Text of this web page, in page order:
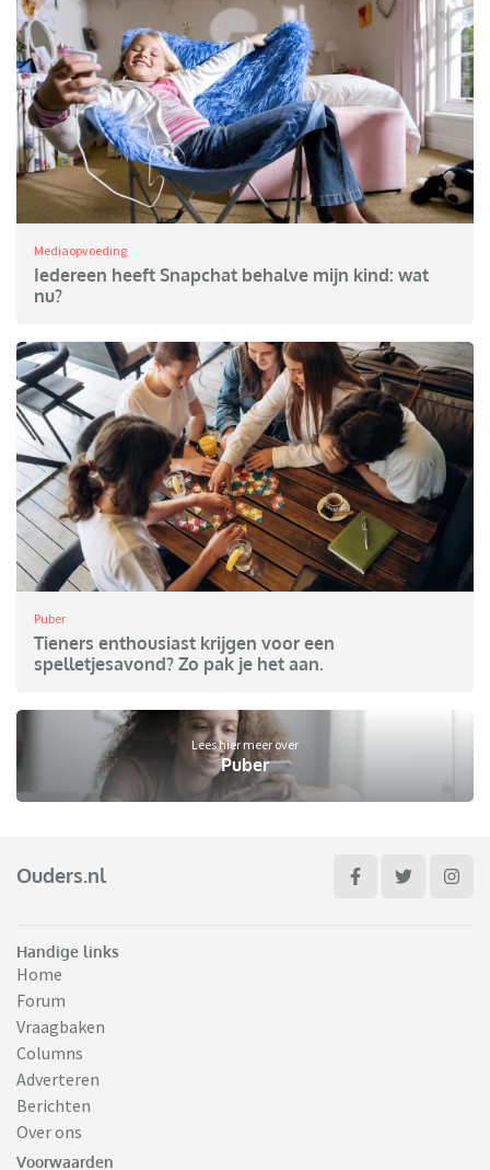
Mediaopvoeding
Iedereen heeft Snapchat behalve mijn kind: wat
nu?
Puber
Tieners enthousiast krijgen voor een
spelletjesavond? Zo pak je het aan.
Lees hier meer over
Puber
Ouders.nl
Handige links
Home
Forum
Vraagbaken
Columns
Adverteren
Berichten
Over ons
Voorwaarden